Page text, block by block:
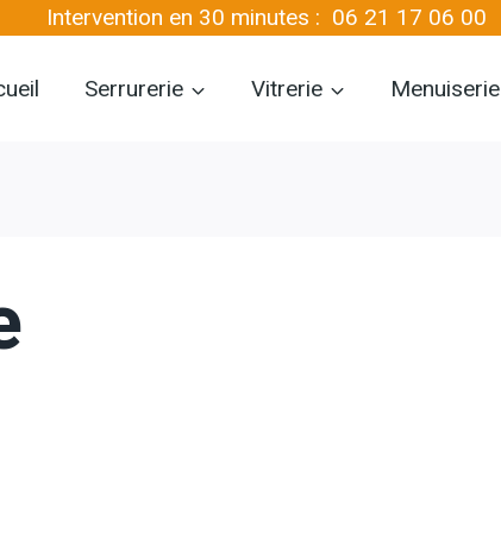
Intervention en 30 minutes : 06 21 17 06 00
Serrurerie Vitrerie Menuiserie